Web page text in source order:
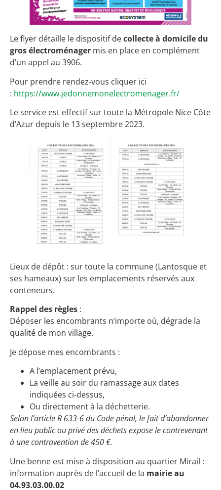
Le flyer détaille le dispositif decollecte à domicile du
gros électroménager mis en place en complément
d’un appel au 3906.
Pour prendre rendez-vous cliquer ici
: https://www.jedonnemonelectromenager.fr/
Le service est effectif sur toute la Métropole Nice Côte
d’Azur depuis le 13 septembre 2023.
Lieux de dépôt : sur toute la commune (Lantosque et
ses hameaux) sur les emplacements réservés aux
conteneurs.
Rappel des règles :
Déposer les encombrants n’importe où, dégrade la
qualité de mon village.
Je dépose mes encombrants :
A l’emplacement prévu,
La veille au soir du ramassage aux dates
indiquées ci-dessus,
Ou directement à la déchetterie.
Selon l’article R 633-6 du Code pénal, le fait d’abandonner
en lieu public ou privé des déchets expose le contrevenant
à une contravention de 450 €.
Une benne est mise à disposition au quartier Mirail :
information auprès de l’accueil de la mairie au
04.93.03.00.02